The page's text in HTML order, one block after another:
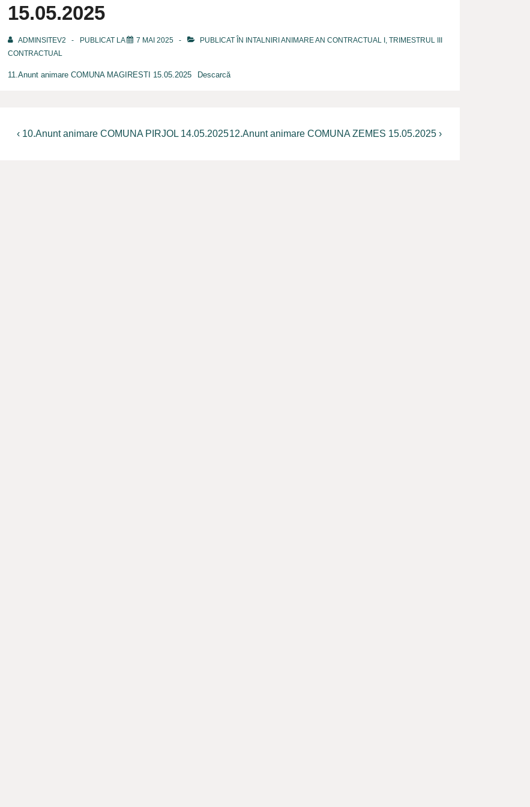
15.05.2025
ADMINSITEV2 PUBLICAT LA 7 MAI 2025 PUBLICAT ÎN
INTALNIRI ANIMARE AN CONTRACTUAL I, TRIMESTRUL III
CONTRACTUAL
11.Anunt animare COMUNA MAGIRESTI 15.05.2025 Descarcă
Navigare
Previous
‹ 10.Anunt animare COMUNA PIRJOL 14.05.2025Next
12.Anunt animare COMUNA ZEMES 15.05.2025 ›